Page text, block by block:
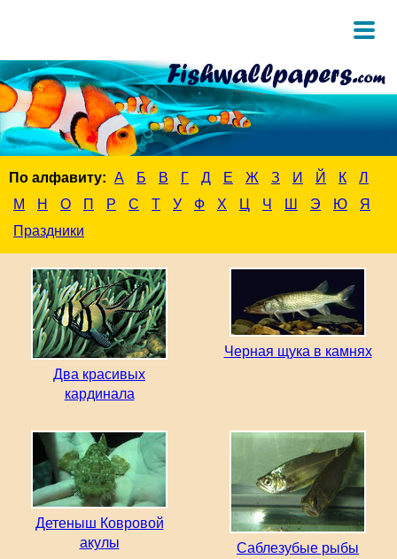
По алфавиту: А Б В Г Д Е Ж З И Й К
Л
М
Н О П Р С Т У Ф Х Ц Ч Ш Э Ю
Я
Праздники
Два красивых
кардинала
Черная щука в камнях
Детеныш Ковровой
акулы
Саблезубые рыбы